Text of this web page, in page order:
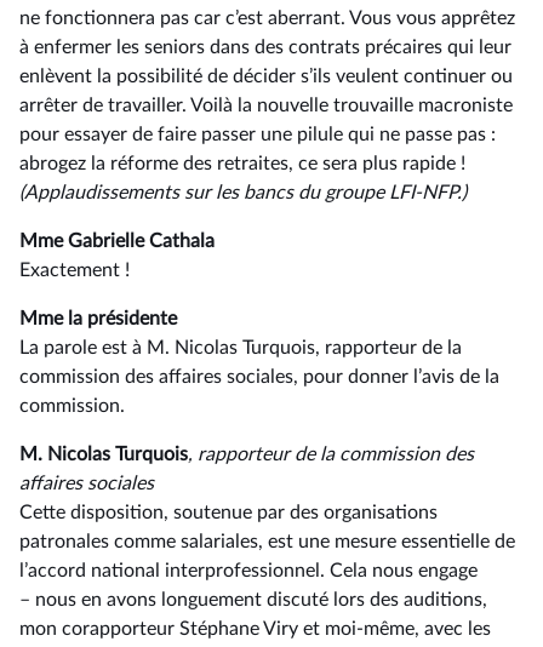
ne fonctionnera pas car c’est aberrant. Vous vous apprêtez
à enfermer les seniors dans des contrats précaires qui leur
enlèvent la possibilité de décider s’ils veulent continuer ou
arrêter de travailler. Voilà la nouvelle trouvaille macroniste
pour essayer de faire passer une pilule qui ne passe pas :
abrogez la réforme des retraites, ce sera plus rapide !
(Applaudissements sur les bancs du groupe LFI-NFP.)
Mme Gabrielle Cathala
Exactement !
Mme la présidente
La parole est à M. Nicolas Turquois, rapporteur de la
commission des affaires sociales, pour donner l’avis de la
commission.
M. Nicolas Turquois, rapporteur de la commission des
affaires sociales
Cette disposition, soutenue par des organisations
patronales comme salariales, est une mesure essentielle de
l’accord national interprofessionnel. Cela nous engage
–⁠ nous en avons longuement discuté lors des auditions,
mon corapporteur Stéphane Viry et moi-même, avec les